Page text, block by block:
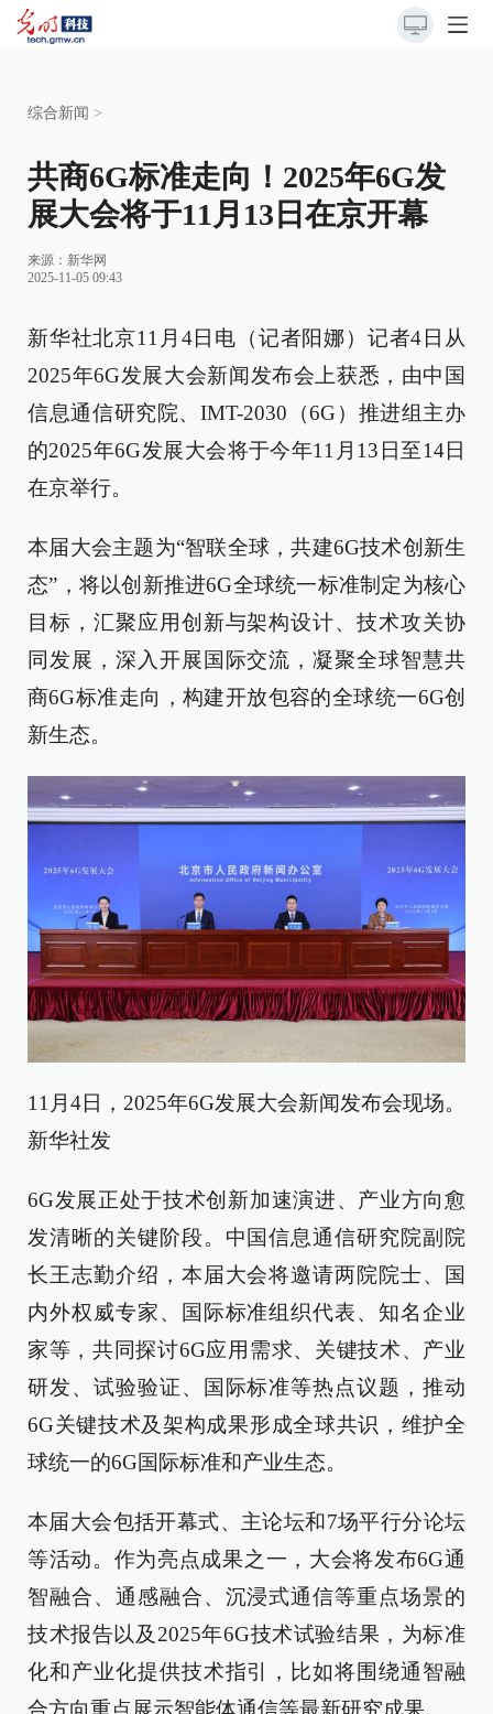
综合新闻 >
共商6G标准走向！2025年6G发
展大会将于11月13日在京开幕
来源： 新华网
2025-11-05 09:43
新华社北京11月4日电（记者阳娜）记者4日从
2025年6G发展大会新闻发布会上获悉，由中国
信息通信研究院、IMT-2030（6G）推进组主办
的2025年6G发展大会将于今年11月13日至14日
在京举行。
本届大会主题为“智联全球，共建6G技术创新生
态”，将以创新推进6G全球统一标准制定为核心
目标，汇聚应用创新与架构设计、技术攻关协
同发展，深入开展国际交流，凝聚全球智慧共
商6G标准走向，构建开放包容的全球统一6G创
新生态。
11月4日，2025年6G发展大会新闻发布会现场。
新华社发
6G发展正处于技术创新加速演进、产业方向愈
发清晰的关键阶段。中国信息通信研究院副院
长王志勤介绍，本届大会将邀请两院院士、国
内外权威专家、国际标准组织代表、知名企业
家等，共同探讨6G应用需求、关键技术、产业
研发、试验验证、国际标准等热点议题，推动
6G关键技术及架构成果形成全球共识，维护全
球统一的6G国际标准和产业生态。
本届大会包括开幕式、主论坛和7场平行分论坛
等活动。作为亮点成果之一，大会将发布6G通
智融合、通感融合、沉浸式通信等重点场景的
技术报告以及2025年6G技术试验结果，为标准
化和产业化提供技术指引，比如将围绕通智融
合方向重点展示智能体通信等最新研究成果。